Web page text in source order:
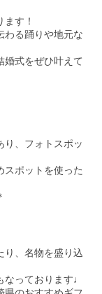
す！
わる踊りや地元な
婚式をぜひ叶えて
り、フォトスポッ
スポットを使った
り、名物を盛り込
なっております♩